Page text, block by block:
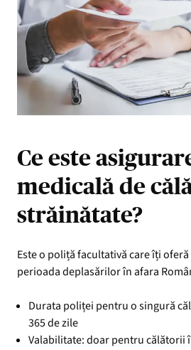
Ce este
medicală de
străinătate?
Este o poliță facultativă care îți
perioada deplasărilor în afara
Durata poliței pentru o singură
365 de zile
Valabilitate: doar pentru călătorii